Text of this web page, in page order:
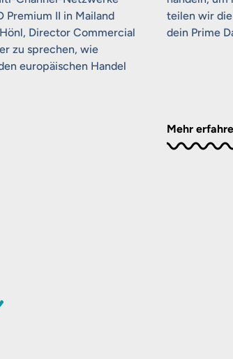
Premium II in Mailand
Director Commercial
zu sprechen, wie
europäischen Handel
teilen wir
dein Prime
Mehr